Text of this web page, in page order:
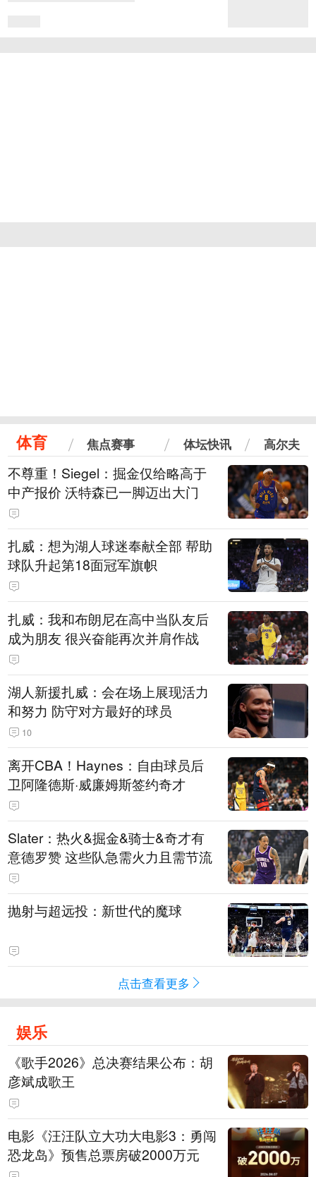
体育 焦点赛事 体坛快讯 高尔夫
不尊重！Siegel：掘金仅给略高于
中产报价 沃特森已一脚迈出大门
扎威：想为湖人球迷奉献全部 帮助
球队升起第18面冠军旗帜
扎威：我和布朗尼在高中当队友后
成为朋友 很兴奋能再次并肩作战
湖人新援扎威：会在场上展现活力
和努力 防守对方最好的球员
10
离开CBA！Haynes：自由球员后
卫阿隆德斯·威廉姆斯签约奇才
Slater：热火&掘金&骑士&奇才有
意德罗赞 这些队急需火力且需节流
抛射与超远投：新世代的魔球
点击查看更多
娱乐
《歌手2026》总决赛结果公布：胡
彦斌成歌王
电影《汪汪队立大功大电影3：勇闯
恐龙岛》预售总票房破2000万元